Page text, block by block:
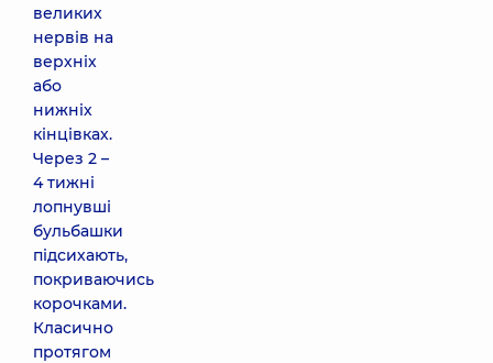
великих
нервів на
верхніх
або
нижніх
кінцівках.
Через 2 –
4 тижні
лопнувші
бульбашки
підсихають,
покриваючись
корочками.
Класично
протягом